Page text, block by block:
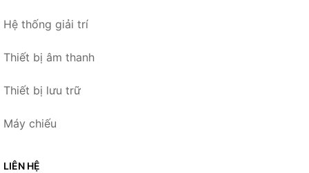
Hệ thống giải trí
Thiết bị âm thanh
Thiết bị lưu trữ
Máy chiếu
LIÊN HỆ